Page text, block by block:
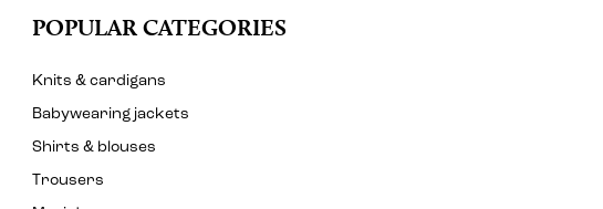
POPULAR CATEGORIES
Knits & cardigans
Babywearing jackets
Shirts & blouses
Trousers